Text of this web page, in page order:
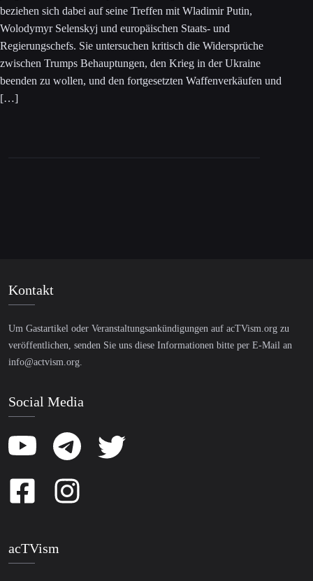
beziehen sich dabei auf seine Treffen mit Wladimir Putin,
Wolodymyr Selenskyj und europäischen Staats- und
Regierungschefs. Sie untersuchen kritisch die Widersprüche
zwischen Trumps Behauptungen, den Krieg in der Ukraine
beenden zu wollen, und den fortgesetzten Waffenverkäufen und
[…]
Kontakt
Um Gastartikel oder Veranstaltungsankündigungen auf acTVism.org zu
veröffentlichen, senden Sie uns diese Informationen bitte per E-Mail an
info@actvism.org.
Social Media
acTVism